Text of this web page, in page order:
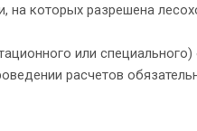
на которых разрешена
или
расчетов